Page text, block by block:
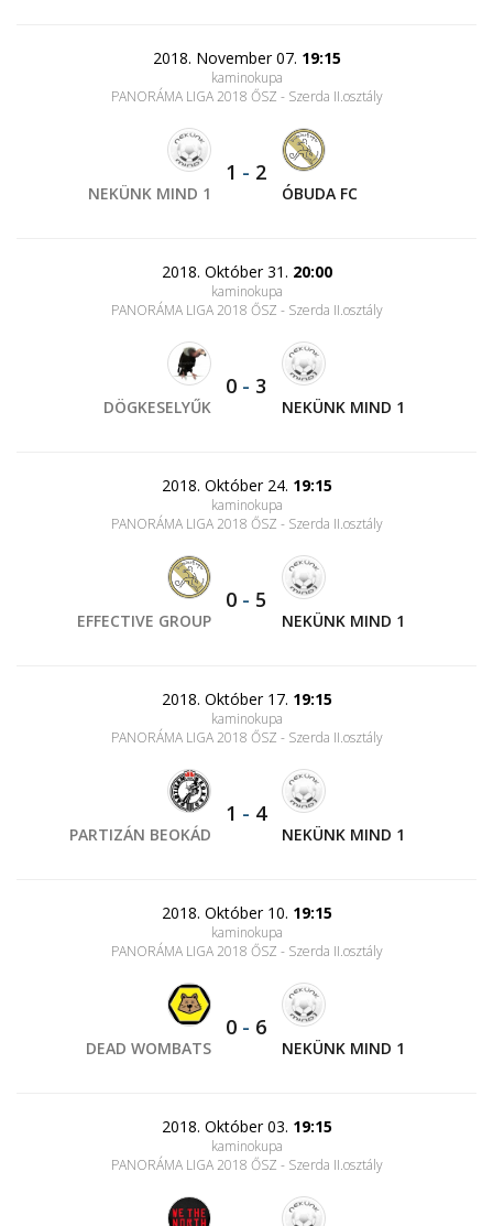
2018. November 07. 19:15
kaminokupa
PANORÁMA LIGA 2018 ŐSZ - Szerda II.osztály
NEKÜNK MIND 1
1 - 2
ÓBUDA FC
2018. Október 31. 20:00
kaminokupa
PANORÁMA LIGA 2018 ŐSZ - Szerda II.osztály
DÖGKESELYŰK
0 - 3
NEKÜNK MIND 1
2018. Október 24. 19:15
kaminokupa
PANORÁMA LIGA 2018 ŐSZ - Szerda II.osztály
EFFECTIVE GROUP
0 - 5
NEKÜNK MIND 1
2018. Október 17. 19:15
kaminokupa
PANORÁMA LIGA 2018 ŐSZ - Szerda II.osztály
PARTIZÁN BEOKÁD
1 - 4
NEKÜNK MIND 1
2018. Október 10. 19:15
kaminokupa
PANORÁMA LIGA 2018 ŐSZ - Szerda II.osztály
DEAD WOMBATS
0 - 6
NEKÜNK MIND 1
2018. Október 03. 19:15
kaminokupa
PANORÁMA LIGA 2018 ŐSZ - Szerda II.osztály